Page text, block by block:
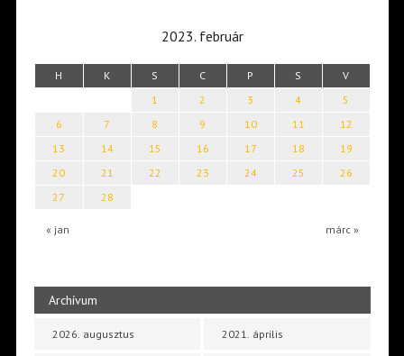
2023. február
H K S C P S V
« jan márc »
1 2 3 4
5
6
7 8 9 10 11
12
13
14 15 16 17 18
19
20
21 22 23 24 25
26
27
28
Archívum
2026. augusztus 2021. április